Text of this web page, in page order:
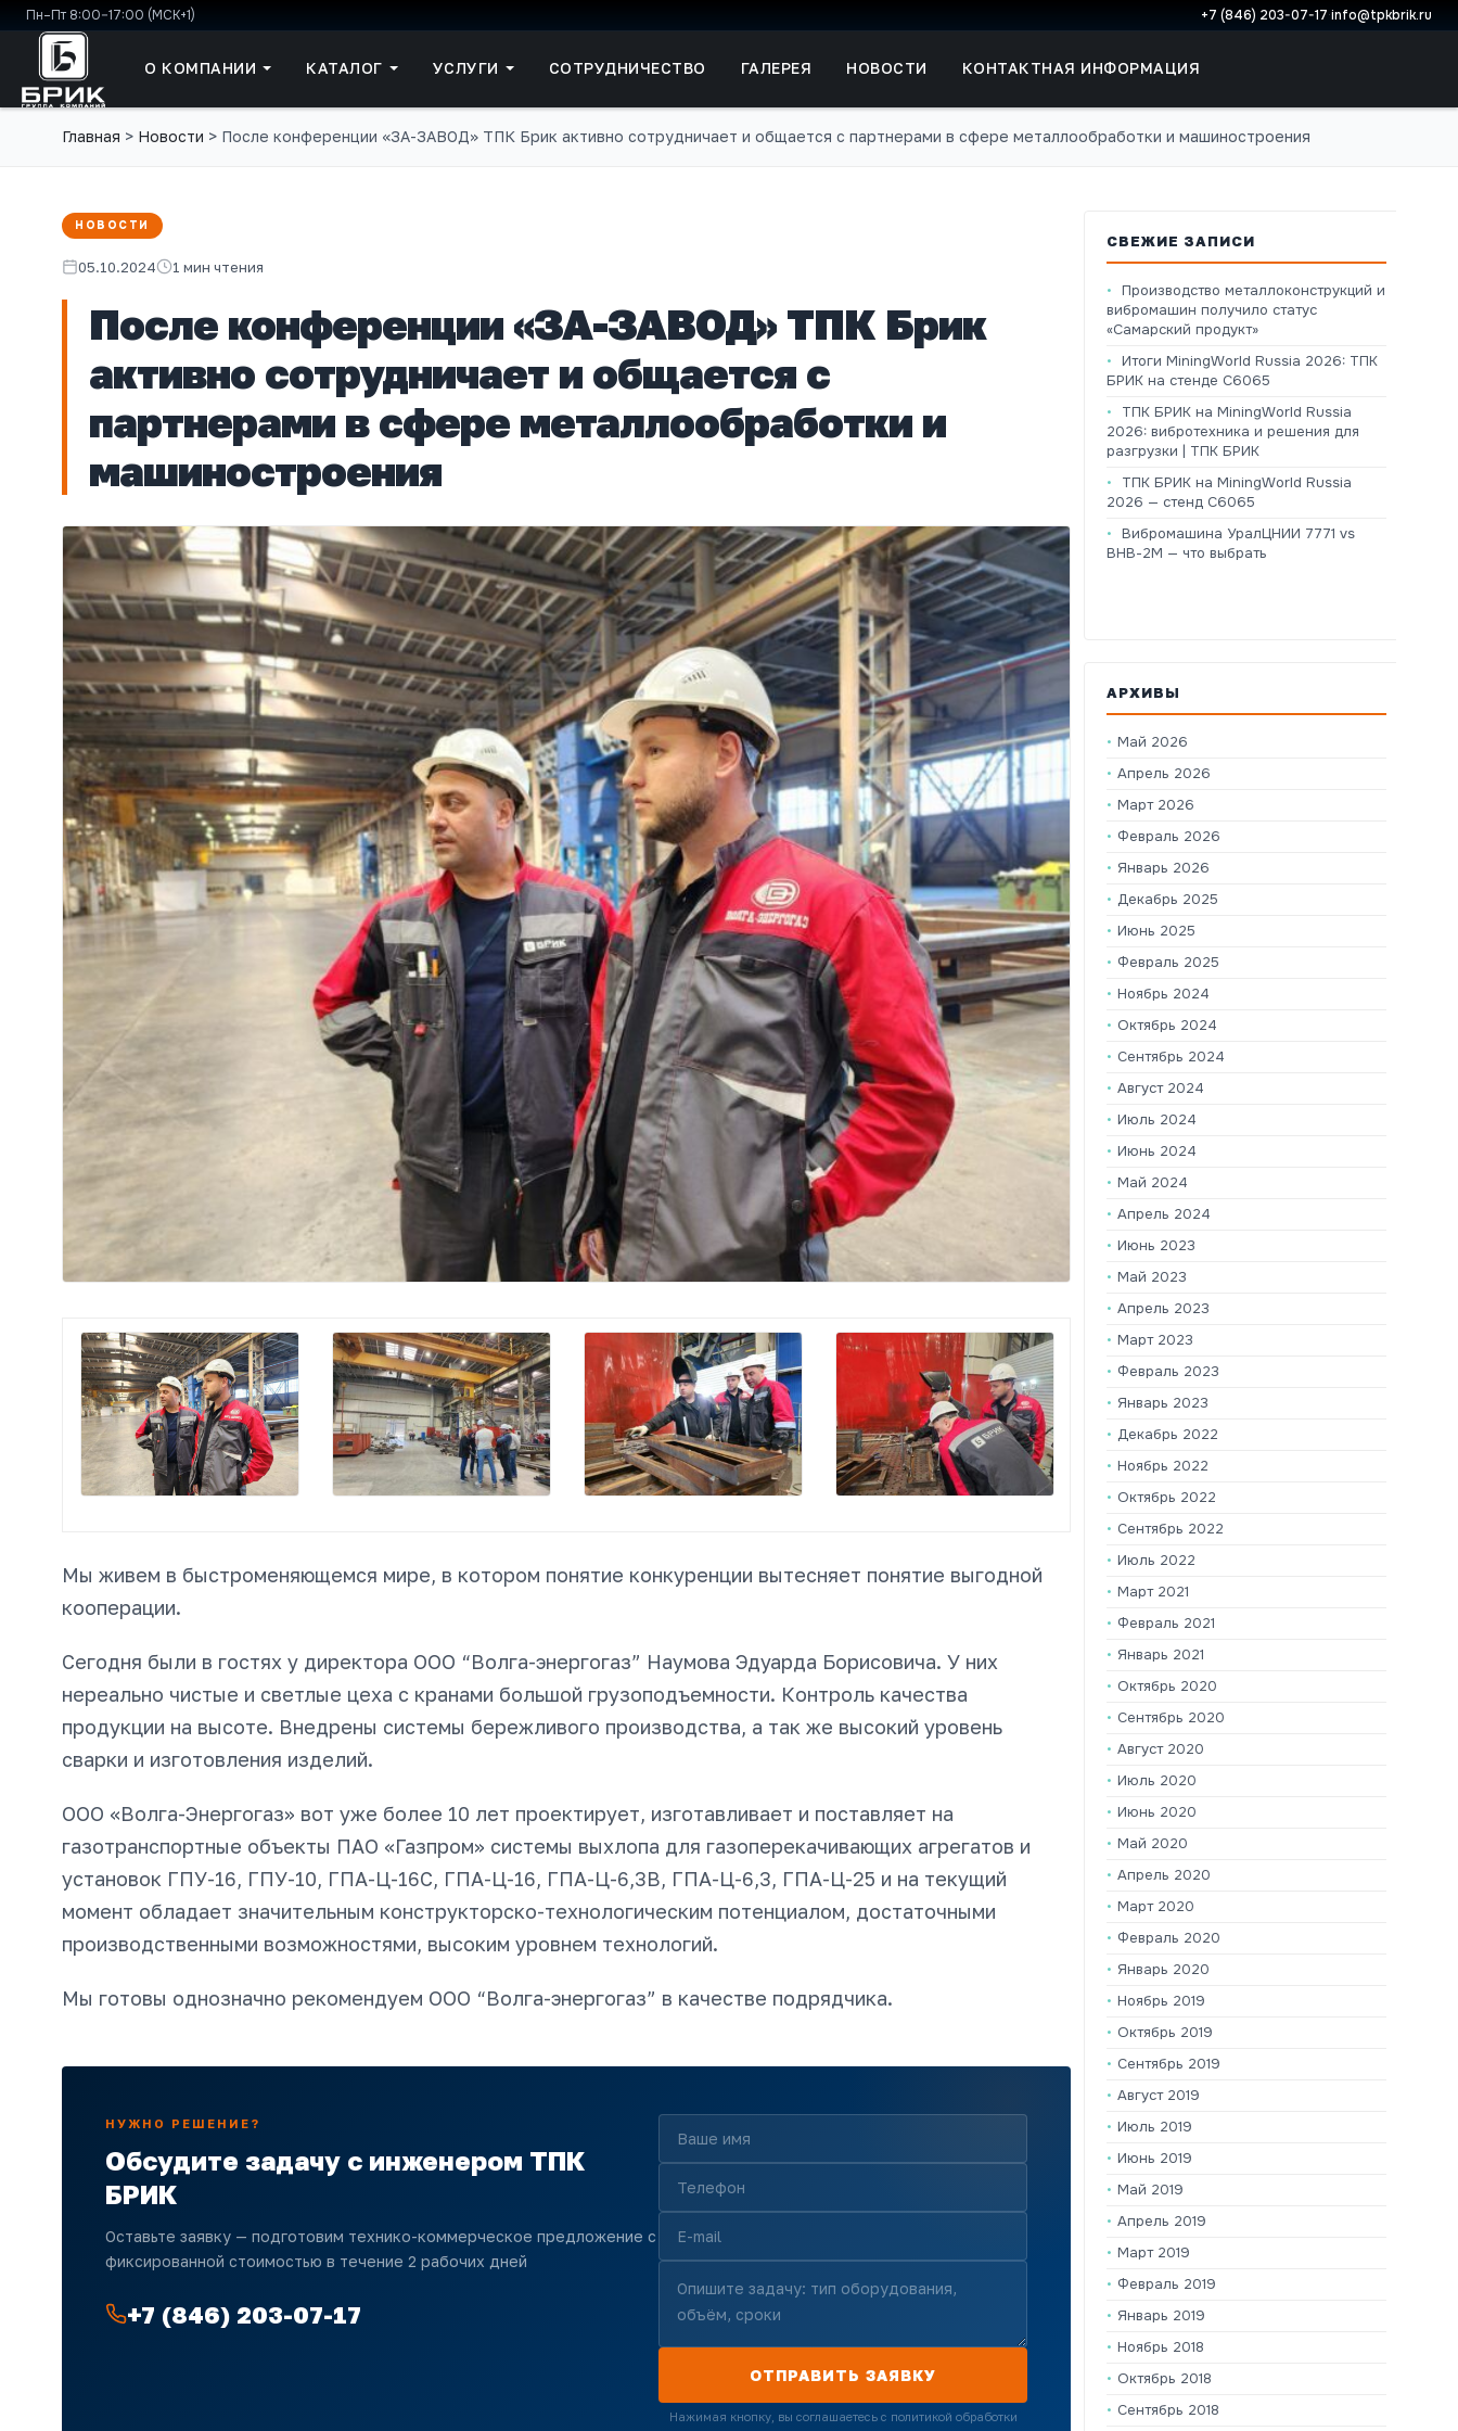
Пн–Пт 8:00–17:00 (МСК+1) +7 (846) 203-07-17·info@tpkbrik.ru
О КОМПАНИИ КАТАЛОГ УСЛУГИ СОТРУДНИЧЕСТВО ГАЛЕРЕЯ НОВОСТИ КОНТАКТНАЯ ИНФОРМАЦИЯ
Главная > Новости > После конференции «ЗА-ЗАВОД» ТПК Брик активно сотрудничает и общается с партнерами в сфере металлообработки и машиностроения
НОВОСТИ
05.10.2024 1 мин чтения
После конференции «ЗА-ЗАВОД» ТПК Брик
активно сотрудничает и общается с
партнерами в сфере металлообработки и
машиностроения
Мы живем в быстроменяющемся мире, в котором понятие конкуренции вытесняет понятие выгодной
кооперации.
Сегодня были в гостях у директора ООО “Волга-энергогаз” Наумова Эдуарда Борисовича. У них
нереально чистые и светлые цеха с кранами большой грузоподъемности. Контроль качества
продукции на высоте. Внедрены системы бережливого производства, а так же высокий уровень
сварки и изготовления изделий.
ООО «Волга-Энергогаз» вот уже более 10 лет проектирует, изготавливает и поставляет на
газотранспортные объекты ПАО «Газпром» системы выхлопа для газоперекачивающих агрегатов и
установок ГПУ-16, ГПУ-10, ГПА-Ц-16С, ГПА-Ц-16, ГПА-Ц-6,3В, ГПА-Ц-6,3, ГПА-Ц-25 и на текущий
момент обладает значительным конструкторско-технологическим потенциалом, достаточными
производственными возможностями, высоким уровнем технологий.
Мы готовы однозначно рекомендуем ООО “Волга-энергогаз” в качестве подрядчика.
НУЖНО РЕШЕНИЕ?
Обсудите задачу с инженером ТПК
БРИК
Оставьте заявку — подготовим технико-коммерческое предложение с
фиксированной стоимостью в течение 2 рабочих дней
+7 (846) 203-07-17
ОТПРАВИТЬ ЗАЯВКУ
Нажимая кнопку, вы соглашаетесь с политикой обработки
СВЕЖИЕ ЗАПИСИ
Производство металлоконструкций и
вибромашин получило статус
«Самарский продукт»
Итоги MiningWorld Russia 2026: ТПК
БРИК на стенде C6065
ТПК БРИК на MiningWorld Russia
2026: вибротехника и решения для
разгрузки | ТПК БРИК
ТПК БРИК на MiningWorld Russia
2026 — стенд C6065
Вибромашина УралЦНИИ 7771 vs
ВНВ-2М — что выбрать
АРХИВЫ
Май 2026
Апрель 2026
Март 2026
Февраль 2026
Январь 2026
Декабрь 2025
Июнь 2025
Февраль 2025
Ноябрь 2024
Октябрь 2024
Сентябрь 2024
Август 2024
Июль 2024
Июнь 2024
Май 2024
Апрель 2024
Июнь 2023
Май 2023
Апрель 2023
Март 2023
Февраль 2023
Январь 2023
Декабрь 2022
Ноябрь 2022
Октябрь 2022
Сентябрь 2022
Июль 2022
Март 2021
Февраль 2021
Январь 2021
Октябрь 2020
Сентябрь 2020
Август 2020
Июль 2020
Июнь 2020
Май 2020
Апрель 2020
Март 2020
Февраль 2020
Январь 2020
Ноябрь 2019
Октябрь 2019
Сентябрь 2019
Август 2019
Июль 2019
Июнь 2019
Май 2019
Апрель 2019
Март 2019
Февраль 2019
Январь 2019
Ноябрь 2018
Октябрь 2018
Сентябрь 2018